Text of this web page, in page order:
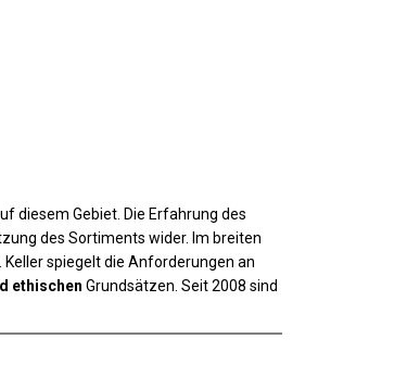
diesem Gebiet. Die Erfahrung des
des Sortiments wider. Im breiten
spiegelt die Anforderungen an
ethischen Grundsätzen. Seit 2008 sind